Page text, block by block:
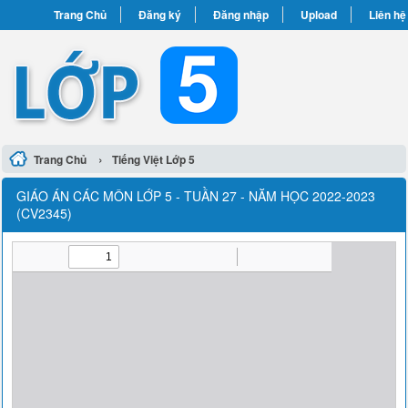
Trang Chủ Đăng ký Đăng nhập Upload Liên hệ
Trang Chủ › Tiếng Việt Lớp 5
GIÁO ÁN CÁC MÔN LỚP 5 - TUẦN 27 - NĂM HỌC 2022-2023
(CV2345)